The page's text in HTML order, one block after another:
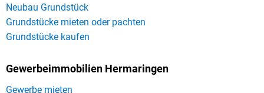
Neubau Grundstück
Grundstücke mieten oder pachten
Grundstücke kaufen
Gewerbeimmobilien Hermaringen
Gewerbe mieten